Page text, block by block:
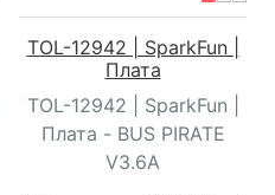
TOL-12942 | SparkFun |
Плата
TOL-12942 | SparkFun |
Плата - BUS PIRATE
V3.6A